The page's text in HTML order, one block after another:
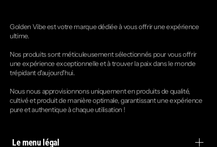
Golden Vibe est votre marque dédiée à vous offrir une expérience
ultime.
Nos produits sont méticuleusement sélectionnés pour vous offrir
une expérience exceptionnelle et à trouver la paix dans le monde
trépidant d'aujourd'hui.
Nous nous approvisionnons uniquement en produits de qualité,
cultivé et produit de manière optimale, garantissant une expérience
pure et authentique à chaque utilisation !
Le menu légal